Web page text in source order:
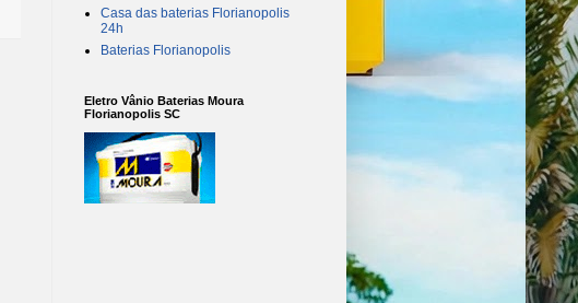
Casa das baterias Florianopolis
24h
Baterias Florianopolis
Eletro Vânio Baterias Moura
Florianopolis SC